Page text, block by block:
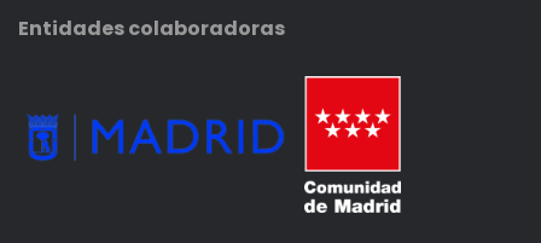
Entidades colaboradoras